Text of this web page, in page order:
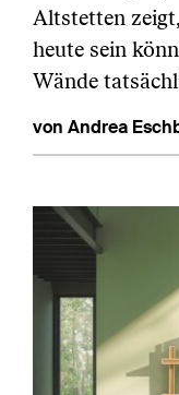
Altstetten
heute sein
Wände
von Andrea